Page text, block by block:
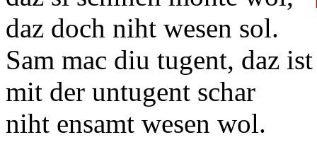
daz doch niht wesen sol.
Sam mac diu tugent, daz
mit der untugent schar
niht ensamt wesen wol.